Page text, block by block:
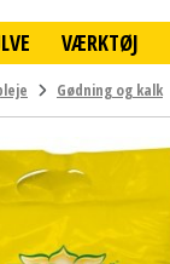
VÆRKTØJ
online
byggemarked
og
tømmerhandel
-
og
byg
Gødning og kalk